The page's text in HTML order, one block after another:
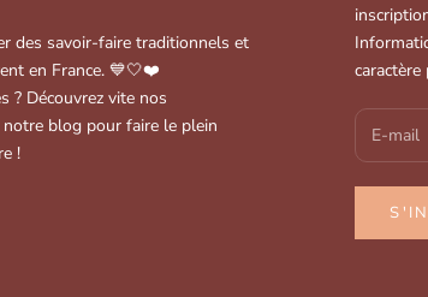
des savoir-faire traditionnels et
en France. 💙🤍❤️
? Découvrez vite nos
blog pour faire le plein
!